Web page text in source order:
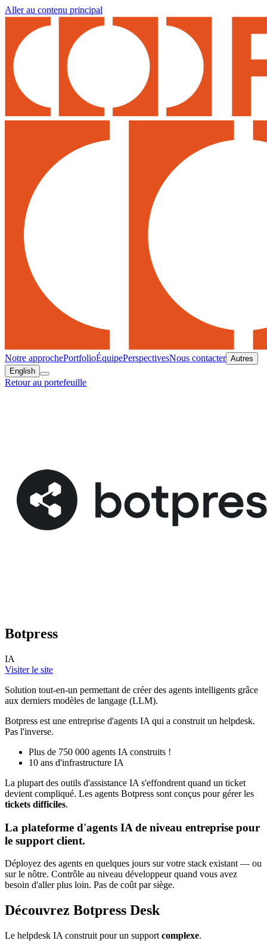
Aller au contenu principal
Notre approchePortfolioÉquipePerspectivesNous contacter Autres
English
Retour au portefeuille
Botpress
IA
Visiter le site
Solution tout-en-un permettant de créer des agents intelligents grâce
aux derniers modèles de langage (LLM).
Botpress est une entreprise d'agents IA qui a construit un helpdesk.
Pas l'inverse.
Plus de 750 000 agents IA construits !
10 ans d'infrastructure IA
La plupart des outils d'assistance IA s'effondrent quand un ticket
devient compliqué. Les agents Botpress sont conçus pour gérer les
tickets difficiles.
La plateforme d'agents IA de niveau entreprise pour
le support client.
Déployez des agents en quelques jours sur votre stack existant — ou
sur le nôtre. Contrôle au niveau développeur quand vous avez
besoin d'aller plus loin. Pas de coût par siège.
Découvrez Botpress Desk
Le helpdesk IA construit pour un support complexe.